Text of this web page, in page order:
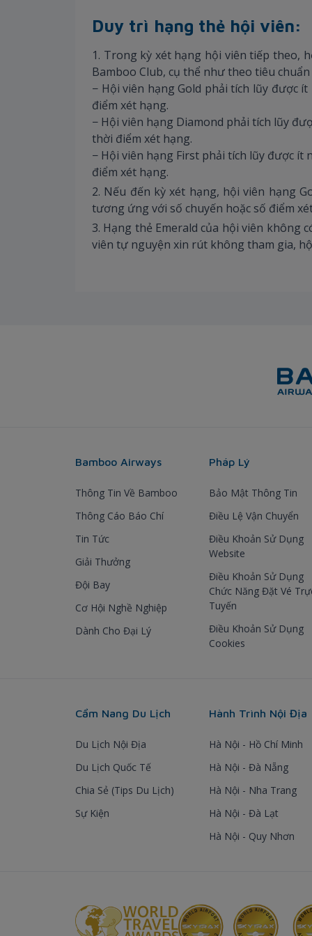
Duy trì hạng thẻ hội viên:
1. Trong kỳ xét hạng hội viên tiếp theo,
Bamboo Club, cụ thể như theo tiêu
− Hội viên hạng Gold phải tích lũy được
điểm xét hạng.
− Hội viên hạng Diamond phải tích lũy
thời điểm xét hạng.
− Hội viên hạng First phải tích lũy được
điểm xét hạng.
2. Nếu đến kỳ xét hạng, hội viên hạng
tương ứng với số chuyến hoặc số điểm
3. Hạng thẻ Emerald của hội viên không
viên tự nguyện xin rút không tham gia,
Bamboo Airways
Thông Tin Về Bamboo
Thông Cáo Báo Chí
Tin Tức
Giải Thưởng
Đội Bay
Cơ Hội Nghề Nghiệp
Dành Cho Đại Lý
Pháp Lý
Bảo Mật Thông Tin
Điều Lệ Vận Chuyển
Điều Khoản Sử Dụng
Website
Điều Khoản Sử Dụng
Chức Năng Đặt Vé
Tuyến
Điều Khoản Sử Dụng
Cookies
Cẩm Nang Du Lịch
Du Lịch Nội Địa
Du Lịch Quốc Tế
Chia Sẻ (Tips Du Lịch)
Sự Kiện
Hành Trình Nội Địa
Hà Nội - Hồ Chí Minh
Hà Nội - Đà Nẵng
Hà Nội - Nha Trang
Hà Nội - Đà Lạt
Hà Nội - Quy Nhơn